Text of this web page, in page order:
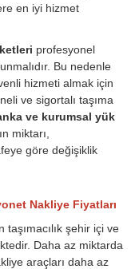
en iyi hizmet
profesyonel
Bu nedenle
hizmeti almak için
ve sigortalı taşıma
ve kurumsal yük
miktarı,
göre değişiklik
Nakliye Fiyatları
taşımacılık şehir içi ve
Daha az miktarda
araçları daha az